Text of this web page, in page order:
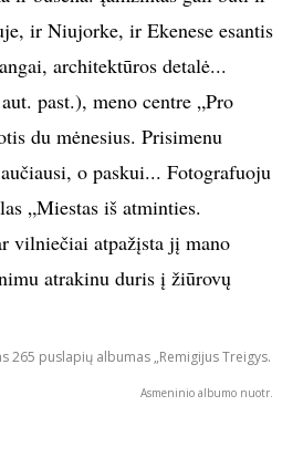
Visos mano fotografijos yra
katino principas – vaikštau,
Šeimai tai nėra gerai.
mane supranta.
konkrečios vietos. Man
ir būsena. Įamžintas gali būti ir
ir Niujorke, ir Ekenese esantis
architektūros detalė...
past.), meno centre „Pro
du mėnesius. Prisimenu
o paskui... Fotografuoju
„Miestas iš atminties.